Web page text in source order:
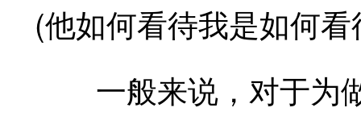
(他如何看待我是如何
一般来说，对于为